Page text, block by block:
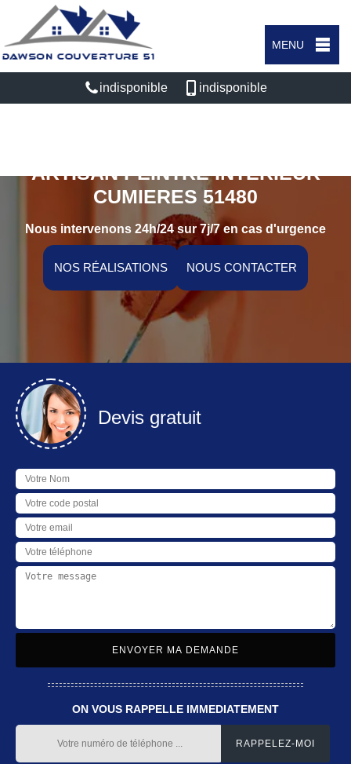
MENU
indisponible indisponible
ARTISAN PEINTRE INTÉRIEUR
CUMIERES 51480
Nous intervenons 24h/24 sur 7j/7 en cas d'urgence
NOS RÉALISATIONS NOUS CONTACTER
Devis gratuit
ON VOUS RAPPELLE IMMEDIATEMENT